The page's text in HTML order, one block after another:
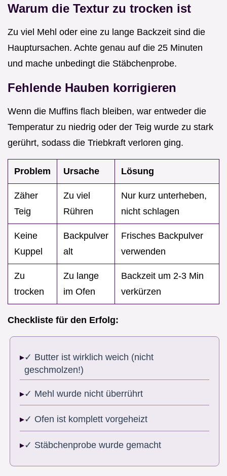
Warum die Textur zu trocken ist
Zu viel Mehl oder eine zu lange Backzeit sind die
Hauptursachen. Achte genau auf die 25 Minuten
und mache unbedingt die Stäbchenprobe.
Fehlende Hauben korrigieren
Wenn die Muffins flach bleiben, war entweder die
Temperatur zu niedrig oder der Teig wurde zu stark
gerührt, sodass die Triebkraft verloren ging.
Problem Ursache Lösung
Zäher
Teig
Zu viel
Rühren
Nur kurz unterheben,
nicht schlagen
Keine
Kuppel
Backpulver
alt
Frisches Backpulver
verwenden
Zu
trocken
Zu lange
im Ofen
Backzeit um 2-3 Min
verkürzen
Checkliste für den Erfolg:
✓ Butter ist wirklich weich (nicht
geschmolzen!)
✓ Mehl wurde nicht überrührt
✓ Ofen ist komplett vorgeheizt
✓ Stäbchenprobe wurde gemacht